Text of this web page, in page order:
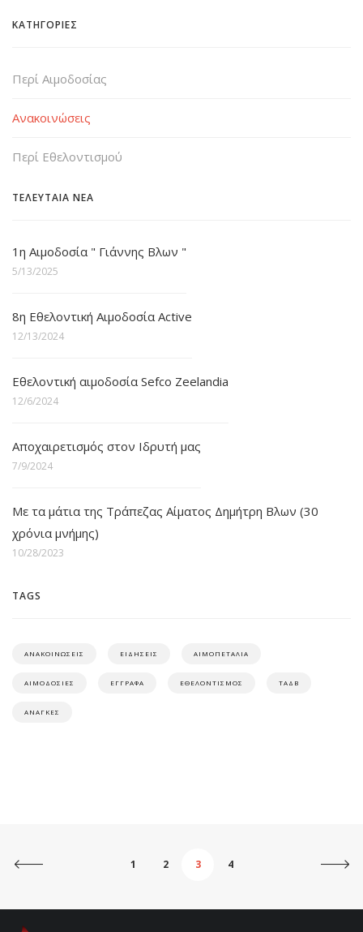
ΚΑΤΗΓΟΡΙΕΣ
Περί Αιμοδοσίας
Ανακοινώσεις
Περί Εθελοντισμού
ΤΕΛΕΥΤΑΙΑ ΝΕΑ
1η Αιμοδοσία " Γιάννης Βλων "
5/13/2025
8η Εθελοντική Αιμοδοσία Active
12/13/2024
Εθελοντική αιμοδοσία Sefco Zeelandia
12/6/2024
Αποχαιρετισμός στον Ιδρυτή μας
7/9/2024
Με τα μάτια της Τράπεζας Αίματος Δημήτρη Βλων (30
χρόνια μνήμης)
10/28/2023
TAGS
ΑΝΑΚΟΙΝΩΣΕΙΣ ΕΙΔΗΣΕΙΣ ΑΙΜΟΠΕΤΑΛΙΑ
ΑΙΜΟΔΟΣΙΕΣ ΕΓΓΡΑΦΑ ΕΘΕΛΟΝΤΙΣΜΟΣ ΤΑΔΒ
ΑΝΑΓΚΕΣ
1 2 3 4